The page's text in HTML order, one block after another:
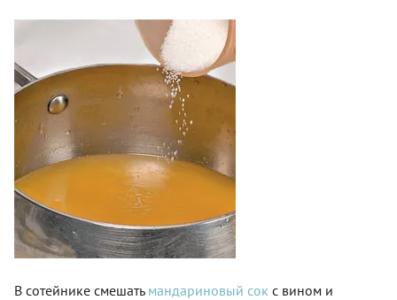
В сотейнике смешать мандариновый сок с вином и